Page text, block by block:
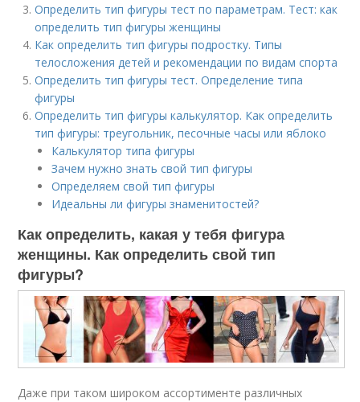
Определить тип фигуры тест по параметрам. Тест: как
определить тип фигуры женщины
Как определить тип фигуры подростку. Типы
телосложения детей и рекомендации по видам спорта
Определить тип фигуры тест. Определение типа
фигуры
Определить тип фигуры калькулятор. Как определить
тип фигуры: треугольник, песочные часы или яблоко
Калькулятор типа фигуры
Зачем нужно знать свой тип фигуры
Определяем свой тип фигуры
Идеальны ли фигуры знаменитостей?
Как определить, какая у тебя фигура
женщины. Как определить свой тип
фигуры?
Даже при таком широком ассортименте различных